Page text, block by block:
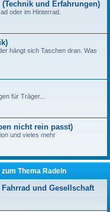
und Erfahrungen)
oder im Hinterrad.
hängt sich Taschen dran. Was
für Träger...
nicht rein passt)
und vieles mehr
Thema Radeln
und Gesellschaft